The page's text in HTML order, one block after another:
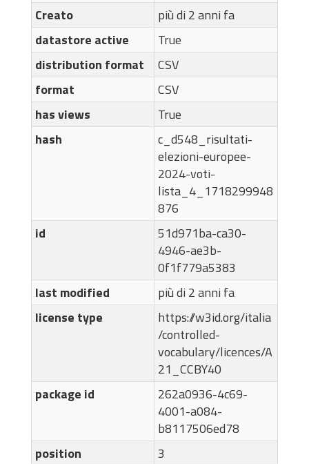
Creato
più di 2 anni fa
datastore active
True
distribution format
CSV
format
CSV
has views
True
hash
c_d548_risultati-
elezioni-europee-
2024-voti-
lista_4_1718299948
876
id
51d971ba-ca30-
4946-ae3b-
0f1f779a5383
last modified
più di 2 anni fa
license type
https://w3id.org/italia
/controlled-
vocabulary/licences/A
21_CCBY40
package id
262a0936-4c69-
4001-a084-
b8117506ed78
position
3